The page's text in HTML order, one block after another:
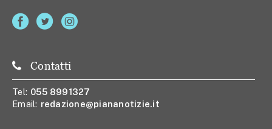
Contatti
Tel: 055 8991327
Email: redazione@piananotizie.it